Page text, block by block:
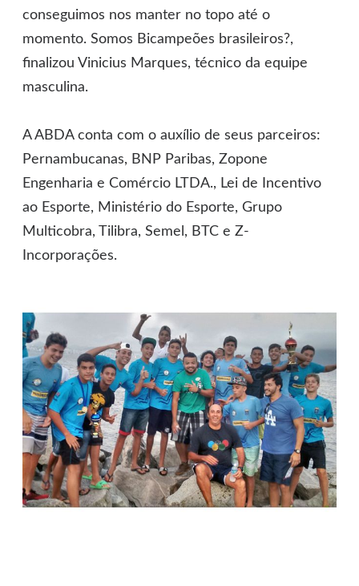
conseguimos nos manter no topo até o
momento. Somos Bicampeões brasileiros?,
finalizou Vinicius Marques, técnico da equipe
masculina.
A ABDA conta com o auxílio de seus parceiros:
Pernambucanas, BNP Paribas, Zopone
Engenharia e Comércio LTDA., Lei de Incentivo
ao Esporte, Ministério do Esporte, Grupo
Multicobra, Tilibra, Semel, BTC e Z-
Incorporações.